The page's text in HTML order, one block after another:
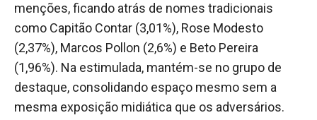
menções, ficando atrás de nomes tradicionais
como Capitão Contar (3,01%), Rose Modesto
(2,37%), Marcos Pollon (2,6%) e Beto Pereira
(1,96%). Na estimulada, mantém-se no grupo de
destaque, consolidando espaço mesmo sem a
mesma exposição midiática que os adversários.